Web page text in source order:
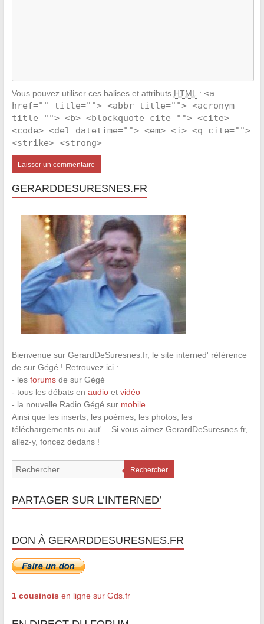
Vous pouvez utiliser ces balises et attributs HTML : <a
href="" title=""> <abbr title=""> <acronym
title=""> <b> <blockquote cite=""> <cite>
<code> <del datetime=""> <em> <i> <q cite="">
<strike> <strong>
GERARDDESURESNES.FR
Bienvenue sur GerardDeSuresnes.fr, le site interned' référence
de sur Gégé ! Retrouvez ici :
- les forumsde sur Gégé
- tous les débats en audioet vidéo
- la nouvelle Radio Gégé sur mobile
Ainsi que les inserts, les poèmes, les photos, les
téléchargements ou aut'... Si vous aimez GerardDeSuresnes.fr,
allez-y, foncez dedans !
Rechercher
PARTAGER SUR L’INTERNED’
DON À GERARDDESURESNES.FR
1 cousinois en ligne sur Gds.fr